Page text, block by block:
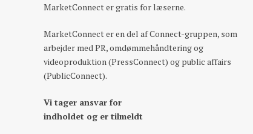
MarketConnect er gratis for læserne.
MarketConnect er en del af Connect-gruppen, som
arbejder med PR, omdømmehåndtering og
videoproduktion (PressConnect) og public affairs
(PublicConnect).
Vi tager ansvar for
indholdet og er tilmeldt